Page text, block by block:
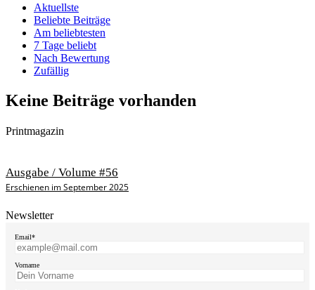
Aktuellste
Beliebte Beiträge
Am beliebtesten
7 Tage beliebt
Nach Bewertung
Zufällig
Keine Beiträge vorhanden
Printmagazin
Ausgabe / Volume #56
Erschienen im September 2025
Newsletter
Email*
Vorname